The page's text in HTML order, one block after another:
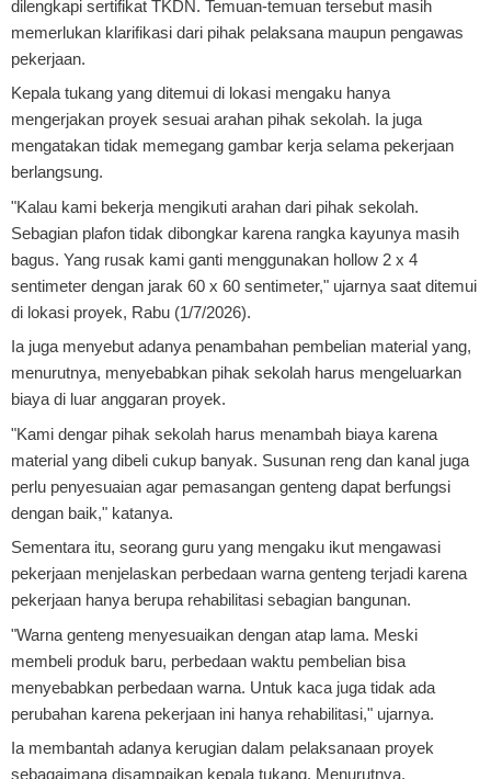
dilengkapi sertifikat TKDN. Temuan-temuan tersebut masih
memerlukan klarifikasi dari pihak pelaksana maupun pengawas
pekerjaan.
Kepala tukang yang ditemui di lokasi mengaku hanya
mengerjakan proyek sesuai arahan pihak sekolah. Ia juga
mengatakan tidak memegang gambar kerja selama pekerjaan
berlangsung.
"Kalau kami bekerja mengikuti arahan dari pihak sekolah.
Sebagian plafon tidak dibongkar karena rangka kayunya masih
bagus. Yang rusak kami ganti menggunakan hollow 2 x 4
sentimeter dengan jarak 60 x 60 sentimeter," ujarnya saat ditemui
di lokasi proyek, Rabu (1/7/2026).
Ia juga menyebut adanya penambahan pembelian material yang,
menurutnya, menyebabkan pihak sekolah harus mengeluarkan
biaya di luar anggaran proyek.
"Kami dengar pihak sekolah harus menambah biaya karena
material yang dibeli cukup banyak. Susunan reng dan kanal juga
perlu penyesuaian agar pemasangan genteng dapat berfungsi
dengan baik," katanya.
Sementara itu, seorang guru yang mengaku ikut mengawasi
pekerjaan menjelaskan perbedaan warna genteng terjadi karena
pekerjaan hanya berupa rehabilitasi sebagian bangunan.
"Warna genteng menyesuaikan dengan atap lama. Meski
membeli produk baru, perbedaan waktu pembelian bisa
menyebabkan perbedaan warna. Untuk kaca juga tidak ada
perubahan karena pekerjaan ini hanya rehabilitasi," ujarnya.
Ia membantah adanya kerugian dalam pelaksanaan proyek
sebagaimana disampaikan kepala tukang. Menurutnya,